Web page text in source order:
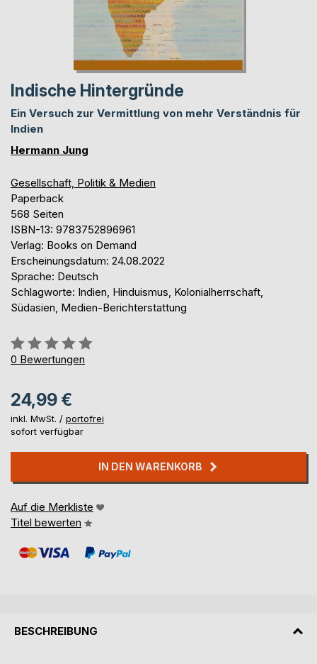
Indische Hintergründe
Ein Versuch zur Vermittlung von mehr Verständnis für
Indien
Hermann Jung
Gesellschaft, Politik & Medien
Paperback
568 Seiten
ISBN-13: 9783752896961
Verlag: Books on Demand
Erscheinungsdatum: 24.08.2022
Sprache: Deutsch
Schlagworte: Indien, Hinduismus, Kolonialherrschaft,
Südasien, Medien-Berichterstattung
Bewertung::
0%
0 Bewertungen
24,99 €
inkl. MwSt. / portofrei
sofort verfügbar
IN DEN WARENKORB
Auf die Merkliste
Titel bewerten
BESCHREIBUNG